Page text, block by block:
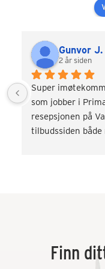
Gunvor
2 år siden
Super
som jobber i
resepsjonen på
tilbudssiden
Finn